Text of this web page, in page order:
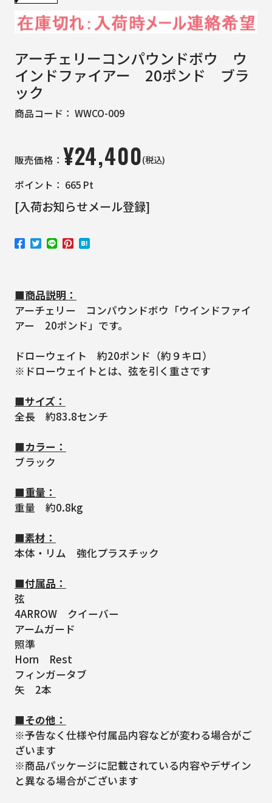
アーチェリーコンパウンドボウ ウ
インドファイアー 20ポンド ブラ
ック
商品コード： WWCO-009
販売価格： ¥24,400(税込)
ポイント： 665 Pt
[入荷お知らせメール登録]
■商品説明：
アーチェリー コンパウンドボウ「ウインドファイ
アー 20ポンド」です。
ドローウェイト 約20ポンド（約９キロ）
※ドローウェイトとは、弦を引く重さです
■サイズ：
全長 約83.8センチ
■カラー：
ブラック
■重量：
重量 約0.8kg
■素材：
本体・リム 強化プラスチック
■付属品：
弦
4ARROW クイーバー
アームガード
照準
Horn Rest
フィンガータブ
矢 2本
■その他：
※予告なく仕様や付属品内容などが変わる場合がご
ざいます
※商品パッケージに記載されている内容やデザイン
と異なる場合がございます